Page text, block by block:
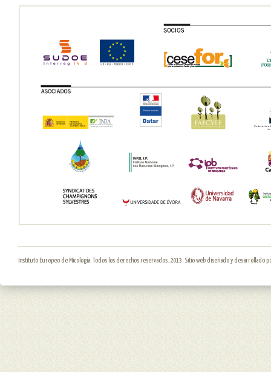
Instituto Europeo de Micología. Todos los derechos reservados. 2013. Sitio web diseñado y desarrollado